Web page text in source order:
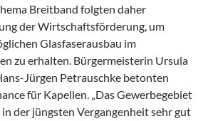
Breitband folgten daher
der Wirtschaftsförderung, um
Glasfaserausbau im
zu erhalten. Bürgermeisterin Ursula
Jürgen Petrauschke betonten
für Kapellen. „Das Gewerbegebiet
der jüngsten Vergangenheit sehr gut